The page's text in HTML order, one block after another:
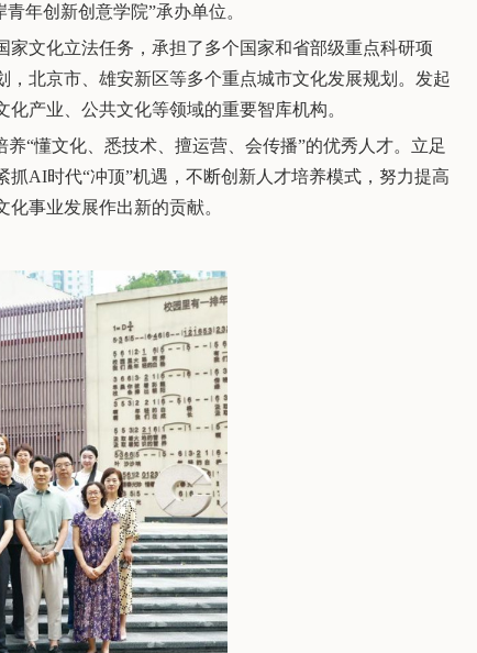
年创新创意学院”承办单位。
文化立法任务，承担了多个国家和省部级重点科研项
北京市、雄安新区等多个重点城市文化发展规划。发起
产业、公共文化等领域的重要智库机构。
“懂文化、悉技术、擅运营、会传播”的优秀人才。立足
AI时代“冲顶”机遇，不断创新人才培养模式，努力提高
事业发展作出新的贡献。